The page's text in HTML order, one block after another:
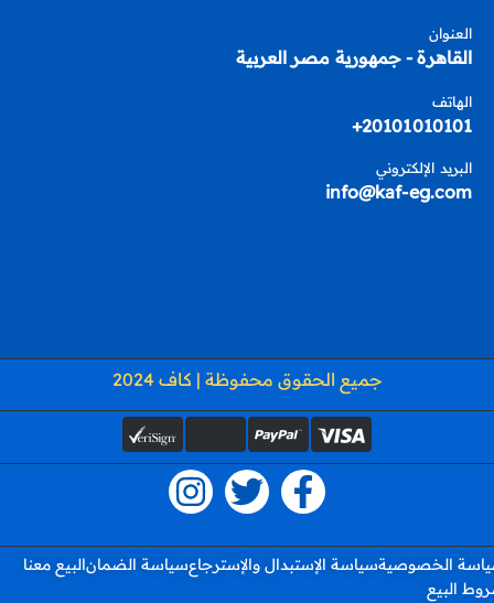
العنوان
القاهرة - جمهورية مصر العربية
الهاتف
20101010101+
البريد الإلكتروني
info@kaf-eg.com
جميع الحقوق محفوظة | كاف 2024
الخصوصيةسياسة الإستبدال والإسترجاعسياسة الضمانالبيع معنا
البيع